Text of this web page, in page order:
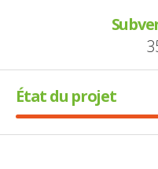
État du projet